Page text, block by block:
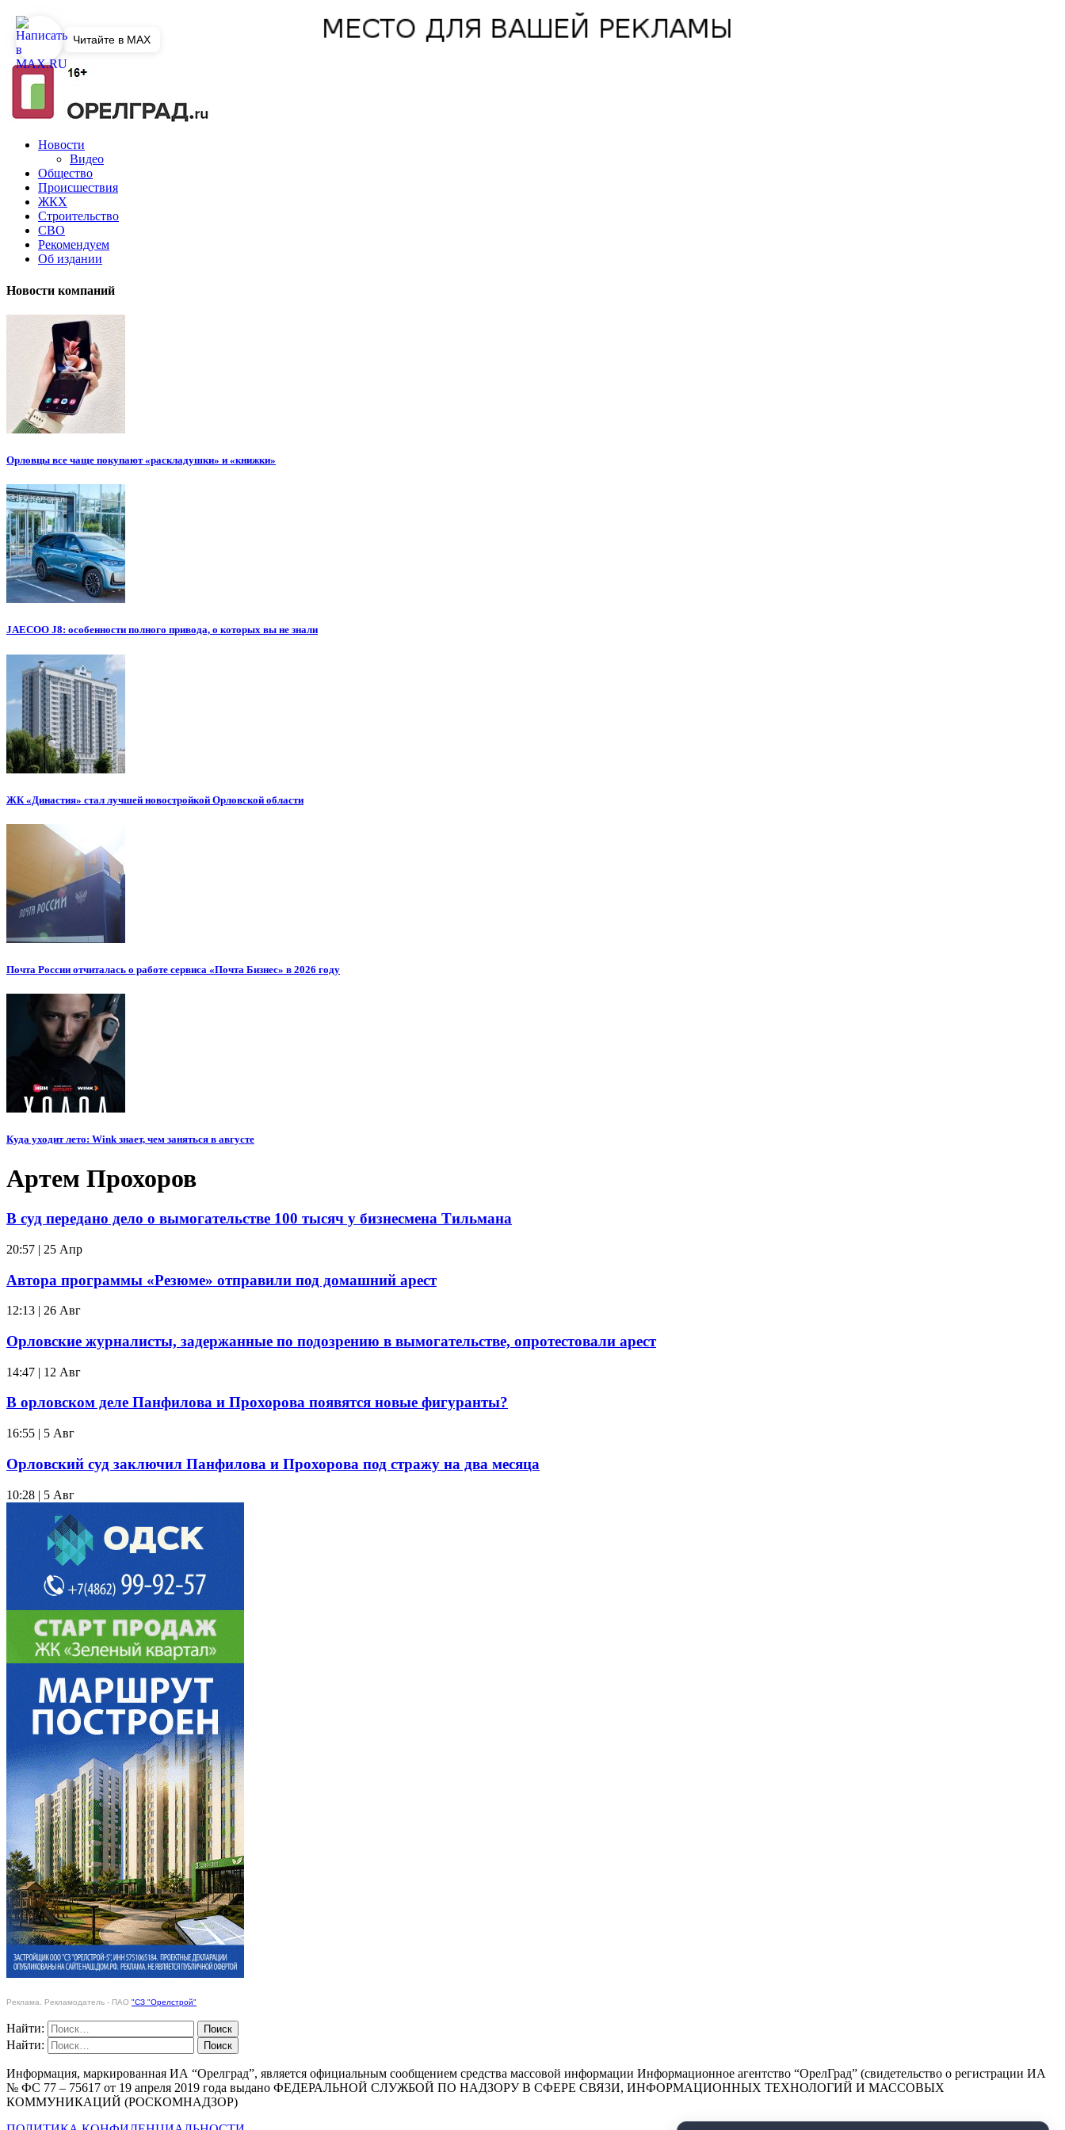
Новости
Видео
Общество
Происшествия
ЖКХ
Строительство
СВО
Рекомендуем
Об издании
Новости компаний
Орловцы все чаще покупают «раскладушки» и «книжки»
JAECOO J8: особенности полного привода, о которых вы не знали
ЖК «Династия» стал лучшей новостройкой Орловской области
Почта России отчиталась о работе сервиса «Почта Бизнес» в 2026 году
Куда уходит лето: Wink знает, чем заняться в августе
Артем Прохоров
В суд передано дело о вымогательстве 100 тысяч у бизнесмена Тильмана
20:57 | 25 Апр
Автора программы «Резюме» отправили под домашний арест
12:13 | 26 Авг
Орловские журналисты, задержанные по подозрению в вымогательстве, опротестовали арест
14:47 | 12 Авг
В орловском деле Панфилова и Прохорова появятся новые фигуранты?
16:55 | 5 Авг
Орловский суд заключил Панфилова и Прохорова под стражу на два месяца
10:28 | 5 Авг
Реклама. Рекламодатель - ПАО "СЗ "Орелстрой"
Найти:
Найти:
Информация, маркированная ИА “Орелград”, является официальным сообщением средства массовой информации Информационное агентство “ОрелГрад” (свидетельство о регистрации ИА
№ ФС 77 – 75617 от 19 апреля 2019 года выдано ФЕДЕРАЛЬНОЙ СЛУЖБОЙ ПО НАДЗОРУ В СФЕРЕ СВЯЗИ, ИНФОРМАЦИОННЫХ ТЕХНОЛОГИЙ И МАССОВЫХ
КОММУНИКАЦИЙ (РОСКОМНАДЗОР)
Читайте в MAX